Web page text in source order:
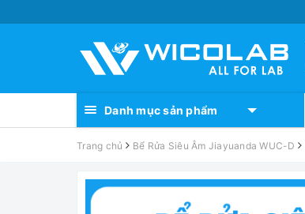
Danh mục sản phẩm
Trang chủ Bể Rửa Siêu Âm Jiayuanda WUC-D